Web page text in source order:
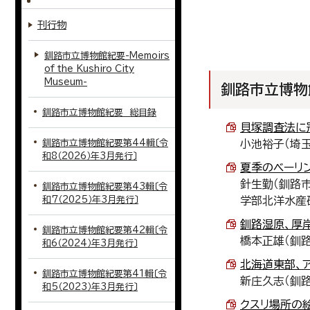
釧路市立博物
貝塚調査法
小池裕子（埼
夏季のベーリ
針生勤（釧路
学部北洋水産
釧路湿原、厚
橋本正雄（釧
北海道東部、
新庄久志（釧
クスリ場所の
刊行物
釧路市立博物館紀要-Memoirs
of the Kushiro City
Museum-
釧路市立博物館紀要 総目録
釧路市立博物館紀要第44輯〔令
和8（2026）年3月発行〕
釧路市立博物館紀要第43輯〔令
和7（2025）年3月発行〕
釧路市立博物館紀要第42輯〔令
和6（2024）年3月発行〕
釧路市立博物館紀要第41輯〔令
和5（2023）年3月発行〕